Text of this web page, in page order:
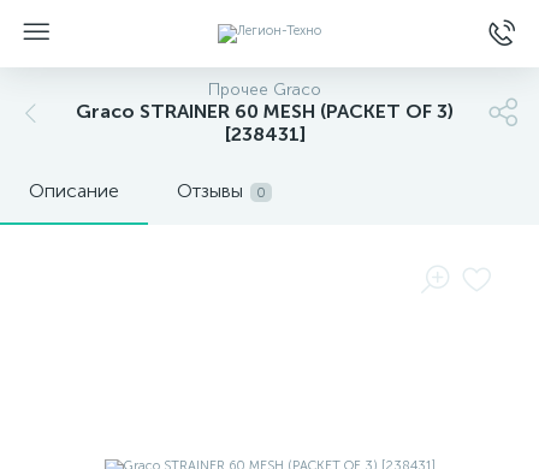
Прочее Graco
Graco STRAINER 60 MESH (PACKET OF 3)
[238431]
Описание Отзывы 0